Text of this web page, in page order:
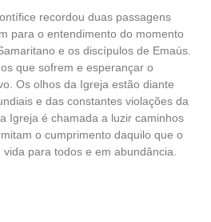
recordou duas passagens
para o entendimento do momento
e os discípulos de Emaús.
que sofrem e esperançar o
Os olhos da Igreja estão diante
e das constantes violações da
Igreja é chamada a luzir caminhos
o cumprimento daquilo que o
para todos e em abundância.